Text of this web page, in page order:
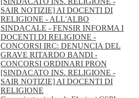
SAIR NOTIZIE] AI DOCENTI DI
RELIGIONE - ALL'ALBO
SINDACALE - FENSIR INFORMA I
DOCENTI DI RELIGIONE -
CONCORSI IRC: DENUNCIA DEL
GRAVE RITARDO BANDI -
CONCORSI ORDINARI PRON
[SINDACATO INS. RELIGIONE -
SAIR NOTIZIE] AI DOCENTI DI
RELIGIONE